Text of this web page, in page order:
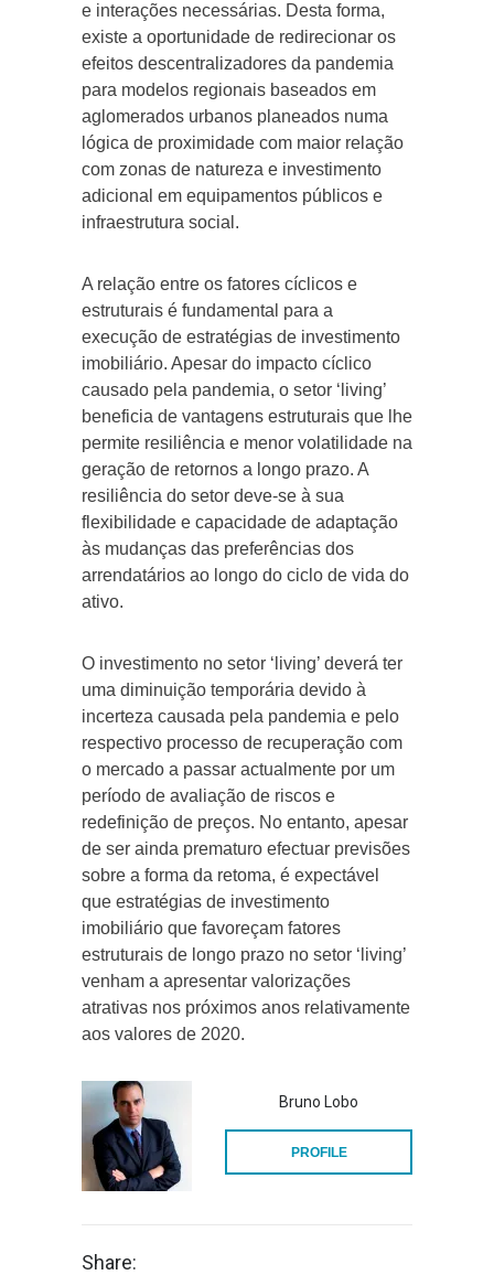
e interações necessárias. Desta forma,
existe a oportunidade de redirecionar os
efeitos descentralizadores da pandemia
para modelos regionais baseados em
aglomerados urbanos planeados numa
lógica de proximidade com maior relação
com zonas de natureza e investimento
adicional em equipamentos públicos e
infraestrutura social.
A relação entre os fatores cíclicos e
estruturais é fundamental para a
execução de estratégias de investimento
imobiliário. Apesar do impacto cíclico
causado pela pandemia, o setor ‘living’
beneficia de vantagens estruturais que lhe
permite resiliência e menor volatilidade na
geração de retornos a longo prazo. A
resiliência do setor deve-se à sua
flexibilidade e capacidade de adaptação
às mudanças das preferências dos
arrendatários ao longo do ciclo de vida do
ativo.
O investimento no setor ‘living’ deverá ter
uma diminuição temporária devido à
incerteza causada pela pandemia e pelo
respectivo processo de recuperação com
o mercado a passar actualmente por um
período de avaliação de riscos e
redefinição de preços. No entanto, apesar
de ser ainda prematuro efectuar previsões
sobre a forma da retoma, é expectável
que estratégias de investimento
imobiliário que favoreçam fatores
estruturais de longo prazo no setor ‘living’
venham a apresentar valorizações
atrativas nos próximos anos relativamente
aos valores de 2020.
Bruno Lobo
PROFILE
Share: